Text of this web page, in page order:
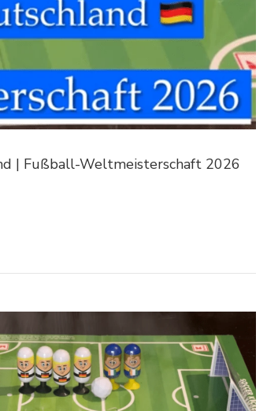
| Fußball-Weltmeisterschaft 2026